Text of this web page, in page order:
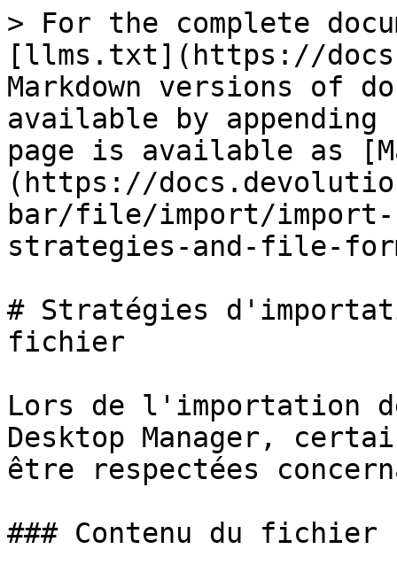
> For the complete
[llms.txt](https://
Markdown versions of
available by
page is available as
(https://
bar/file/import/
strategies-and-file-
# Stratégies
fichier
Lors de l'importation
Desktop Manager,
être respectées
### Contenu du fichier